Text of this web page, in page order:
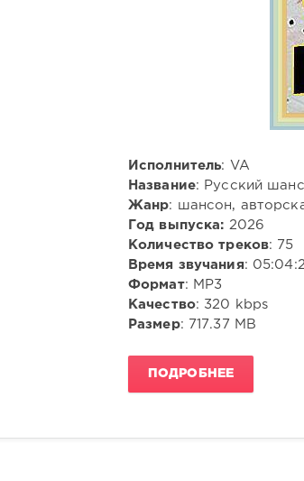
Исполнитель: VA
Название: Русский
Жанр: шансон,
Год выпуска: 2026
Количество треков: 75
Время звучания:
Формат: MP3
Качество: 320 kbps
Размер: 717.37 MB
ПОДРОБНЕЕ